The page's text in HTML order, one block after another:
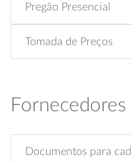
Pregão Presencial
Tomada de Preços
Fornecedores
Documentos para